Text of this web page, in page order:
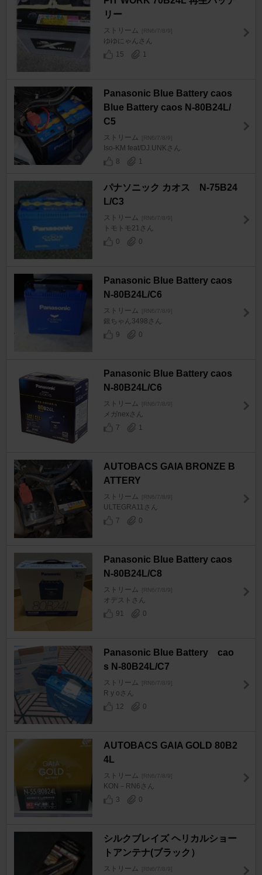
リー
ストリーム [RN6/7/8/9]
ゆゆにゃんさん
15
1
Panasonic Blue Battery caos
Blue Battery caos N-80B24L/
C5
ストリーム [RN6/7/8/9]
Iso-KM feat/DJ.UNKさん
8
1
パナソニック カオス N-75B24
L/C3
ストリーム [RN6/7/8/9]
トモトモ21さん
0
0
Panasonic Blue Battery caos
N-80B24L/C6
ストリーム [RN6/7/8/9]
銀ちゃん3498さん
9
0
Panasonic Blue Battery caos
N-80B24L/C6
ストリーム [RN6/7/8/9]
メガnexさん
7
1
AUTOBACS GAIA BRONZE B
ATTERY
ストリーム [RN6/7/8/9]
ULTEGRA11さん
7
0
Panasonic Blue Battery caos
N-80B24L/C8
ストリーム [RN6/7/8/9]
オデストさん
91
0
Panasonic Blue Battery cao
s N-80B24L/C7
ストリーム [RN6/7/8/9]
R y oさん
12
0
AUTOBACS GAIA GOLD 80B2
4L
ストリーム [RN6/7/8/9]
KON－RN6さん
3
0
シルクブレイズ ヘリカルショー
トアンテナ(ブラック）
ストリーム [RN6/7/8/9]